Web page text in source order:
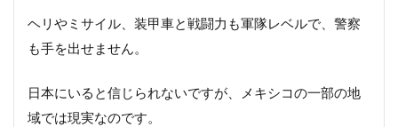
ヘリやミサイル、装甲車と戦闘力も軍隊レベルで、警察
も手を出せません。
日本にいると信じられないですが、メキシコの一部の地
域では現実なのです。